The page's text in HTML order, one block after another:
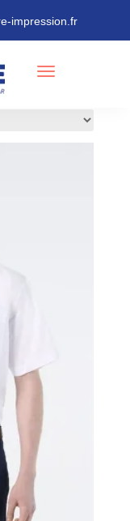
impression.fr